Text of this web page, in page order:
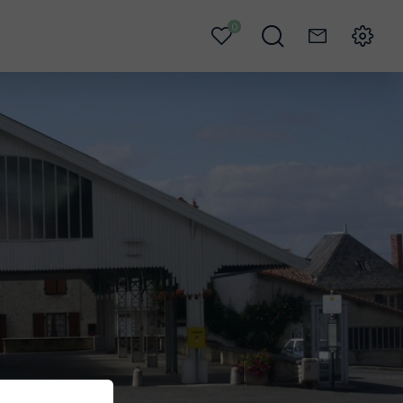
Mes
0
Je
ContactMenu